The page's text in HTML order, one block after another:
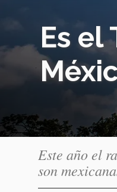
Es el
Este año el
son